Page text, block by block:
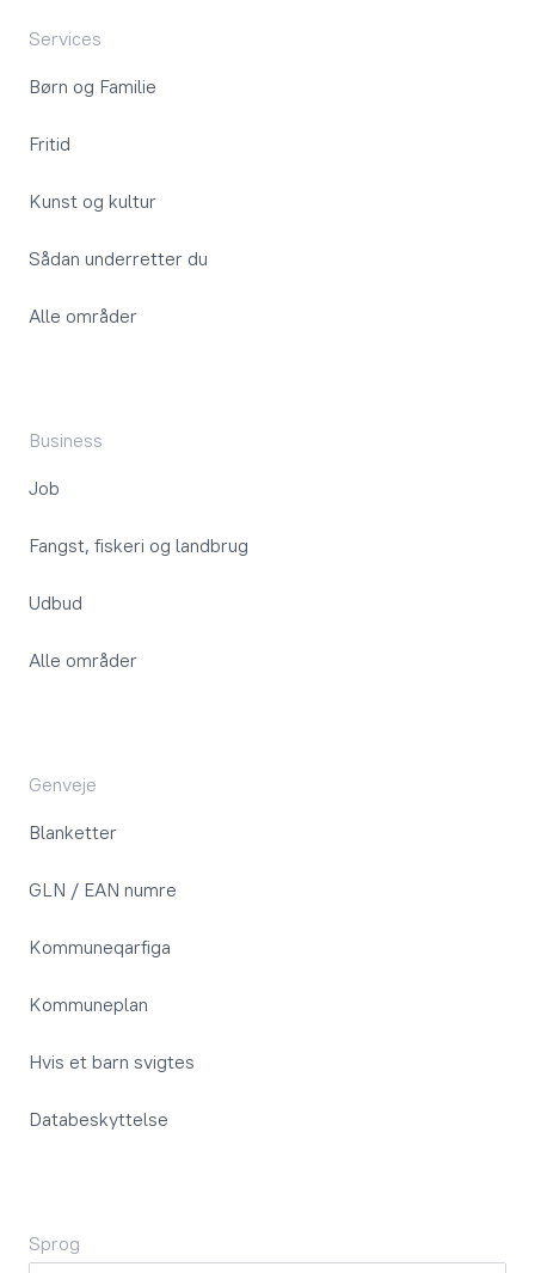
Services
Børn og Familie
Fritid
Kunst og kultur
Sådan underretter du
Alle områder
Business
Job
Fangst, fiskeri og landbrug
Udbud
Alle områder
Genveje
Blanketter
GLN / EAN numre
Kommuneqarfiga
Kommuneplan
Hvis et barn svigtes
Databeskyttelse
Sprog